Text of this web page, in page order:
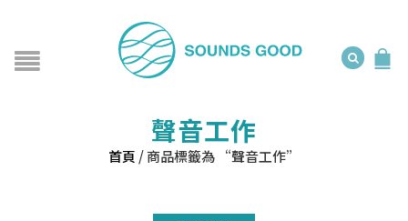
聲音工作
首頁 /商品標籤為 “聲音工作”